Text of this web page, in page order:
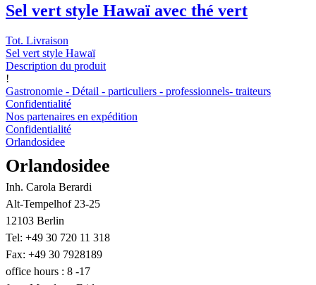
Sel vert style Hawaï avec thé vert
Tot. Livraison
Sel vert style Hawaï
Description du produit
!
Gastronomie - Détail - particuliers - professionnels- traiteurs
Confidentialité
Nos partenaires en expédition
Confidentialité
Orlandosidee
Orlandosidee
Inh. Carola Berardi
Alt-Tempelhof 23-25
12103 Berlin
Tel: +49 30 720 11 318
Fax: +49 30 7928189
office hours : 8 -17